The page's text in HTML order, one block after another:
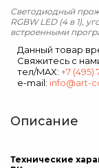
Cветодиодный
RGBW LED (4 в 1),
встроенными
Данный товар
Свяжитесь с
тел/MAX: +7 (495)
e-mail: info@art-
Описание
Технические